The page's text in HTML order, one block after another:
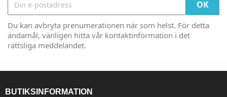
Du kan avbryta prenumerationen när som helst. För detta
ändamål, vänligen hitta vår kontaktinformation i det
rättsliga meddelandet.
BUTIKSINFORMATION